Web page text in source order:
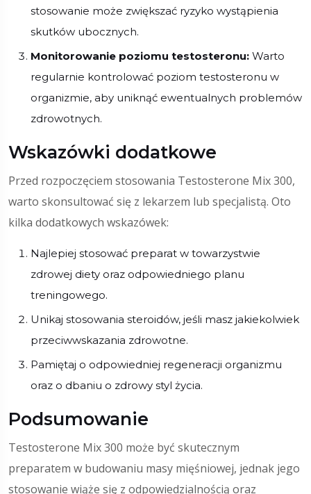
stosowanie może zwiększać ryzyko wystąpienia
skutków ubocznych.
Monitorowanie poziomu testosteronu: Warto
regularnie kontrolować poziom testosteronu w
organizmie, aby uniknąć ewentualnych problemów
zdrowotnych.
Wskazówki dodatkowe
Przed rozpoczęciem stosowania Testosterone Mix 300,
warto skonsultować się z lekarzem lub specjalistą. Oto
kilka dodatkowych wskazówek:
Najlepiej stosować preparat w towarzystwie
zdrowej diety oraz odpowiedniego planu
treningowego.
Unikaj stosowania steroidów, jeśli masz jakiekolwiek
przeciwwskazania zdrowotne.
Pamiętaj o odpowiedniej regeneracji organizmu
oraz o dbaniu o zdrowy styl życia.
Podsumowanie
Testosterone Mix 300 może być skutecznym
preparatem w budowaniu masy mięśniowej, jednak jego
stosowanie wiąże się z odpowiedzialnością oraz